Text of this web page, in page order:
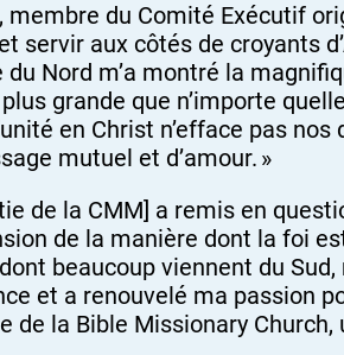
, membre du Comité Exécutif
servir aux côtés de croyants
du Nord m’a montré la
plus grande que n’importe
en Christ n’efface pas
mutuel et d’amour. »
de la CMM] a remis en
de la manière dont la foi
beaucoup viennent du
et a renouvelé ma passion
de la Bible Missionary